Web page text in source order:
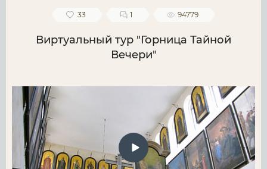
33 1 94779
Виртуальный тур "Горница Тайной
Вечери"